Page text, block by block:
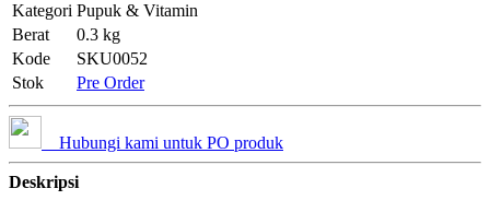
Kategori Pupuk & Vitamin
Berat
0.3 kg
Kode
SKU0052
Stok
Pre Order
Hubungi kami untuk PO produk
Deskripsi